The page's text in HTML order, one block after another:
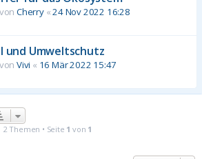
Cherry«24 Nov 2022 16:28
und Umweltschutz
Vivi « 16 Mär 2022 15:47
2 Themen • Seite 1 von 1